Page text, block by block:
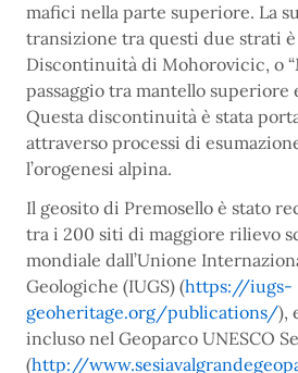
mafici nella parte superiore. La
transizione tra questi due strati
Discontinuità di Mohorovicic, o
passaggio tra mantello superiore
Questa discontinuità è stata
attraverso processi di
l’orogenesi alpina.
Il geosito di Premosello è stato
tra i 200 siti di maggiore rilievo
mondiale dall’Unione
Geologiche (IUGS) (https://iugs-
geoheritage.org/publications/),
incluso nel Geoparco UNESCO
(http://